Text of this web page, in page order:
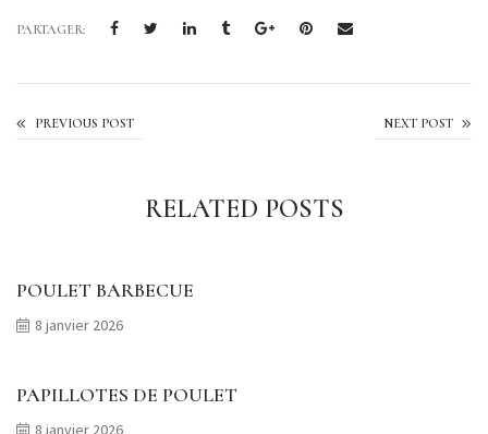
PARTAGER:
PREVIOUS POST NEXT POST
Pâtes César
RELATED POSTS
POULET BARBECUE
8 janvier 2026
PAPILLOTES DE POULET
8 janvier 2026